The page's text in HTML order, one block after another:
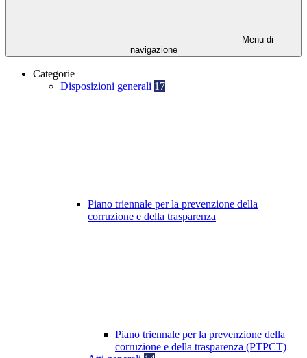
Menu di
navigazione
Categorie
Disposizioni generali 17
Piano triennale per la prevenzione della
corruzione e della trasparenza
Piano triennale per la prevenzione della
corruzione e della trasparenza (PTPCT)